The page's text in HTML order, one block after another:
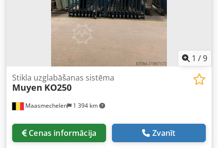
1 /9
Maasmechelen 1 394 km
Stikla uzglabāšanas sistēma
Muyen KO250
Cenas informācija Zvanīt